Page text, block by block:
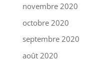
novembre 2020
octobre 2020
septembre 2020
août 2020